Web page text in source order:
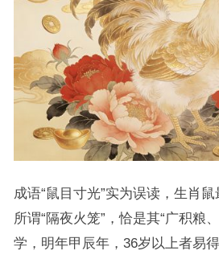
成语“鼠目寸光”实为误读，生肖
所谓“隔夜火笼”，恰是其“广积粮
学，明年甲辰年，36岁以上者易